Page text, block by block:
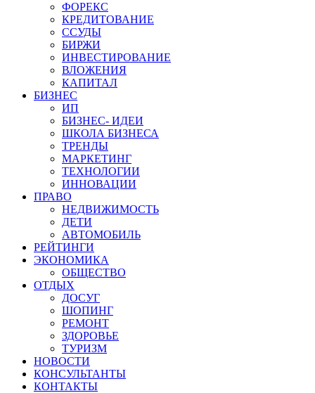
ФОРЕКС
КРЕДИТОВАНИЕ
ССУДЫ
БИРЖИ
ИНВЕСТИРОВАНИЕ
ВЛОЖЕНИЯ
КАПИТАЛ
БИЗНЕС
ИП
БИЗНЕС- ИДЕИ
ШКОЛА БИЗНЕСА
ТРЕНДЫ
МАРКЕТИНГ
ТЕХНОЛОГИИ
ИННОВАЦИИ
ПРАВО
НЕДВИЖИМОСТЬ
ДЕТИ
АВТОМОБИЛЬ
РЕЙТИНГИ
ЭКОНОМИКА
ОБЩЕСТВО
ОТДЫХ
ДОСУГ
ШОПИНГ
РЕМОНТ
ЗДОРОВЬЕ
ТУРИЗМ
НОВОСТИ
КОНСУЛЬТАНТЫ
КОНТАКТЫ